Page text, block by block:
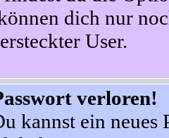
dich nur
User.
verloren!
kannst ein neues